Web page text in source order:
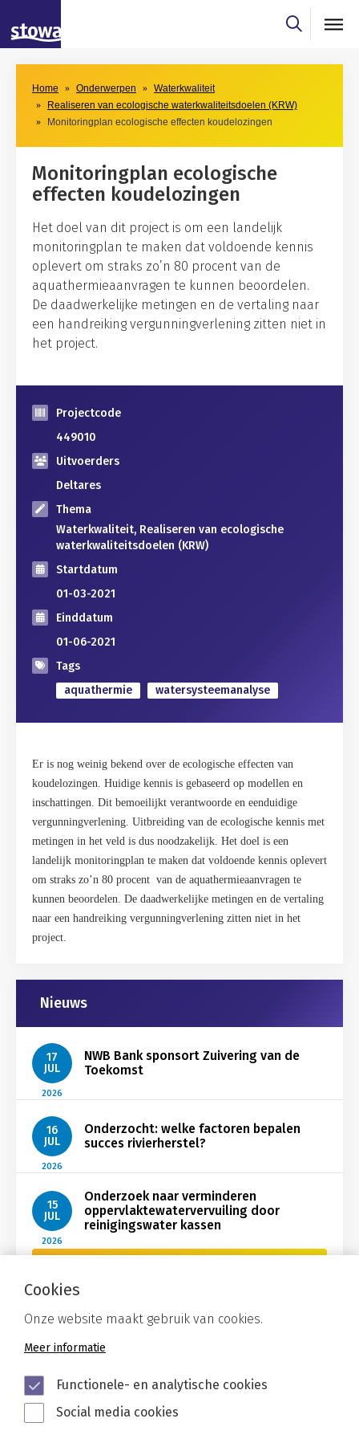
Skip to main content
Skip to main nav
Home Onderwerpen
Waterkwaliteit
Realiseren van ecologische waterkwaliteitsdoelen (KRW)
Monitoringplan ecologische effecten koudelozingen
Monitoringplan ecologische
effecten koudelozingen
Het doel van dit project is om een landelijk
monitoringplan te maken dat voldoende kennis
oplevert om straks zo’n 80 procent van de
aquathermieaanvragen te kunnen beoordelen.
De daadwerkelijke metingen en de vertaling naar
een handreiking vergunningverlening zitten niet in
het project.
Projectcode
449010
Uitvoerders
Deltares
Thema
Waterkwaliteit, Realiseren van ecologische
waterkwaliteitsdoelen (KRW)
Startdatum
01-03-2021
Einddatum
01-06-2021
Tags
aquathermie
watersysteemanalyse
Er is nog weinig bekend over de ecologische effecten van
koudelozingen. Huidige kennis is gebaseerd op modellen en
inschattingen. Dit bemoeilijkt verantwoorde en eenduidige
vergunningverlening. Uitbreiding van de ecologische kennis met
metingen in het veld is dus noodzakelijk. Het doel is een
landelijk monitoringplan te maken dat voldoende kennis oplevert
om straks zo’n 80 procent van de aquathermieaanvragen te
kunnen beoordelen. De daadwerkelijke metingen en de vertaling
naar een handreiking vergunningverlening zitten niet in het
project.
Gerelateerd
Nieuws
17
JUL
2026
NWB Bank sponsort Zuivering van de
Toekomst
16
JUL
2026
Onderzocht: welke factoren bepalen
succes rivierherstel?
15
JUL
2026
Onderzoek naar verminderen
oppervlaktewatervervuiling door
reinigingswater kassen
Cookies
Onze website maakt gebruik van cookies.
Meer informatie
Functionele- en analytische cookies
Social media cookies